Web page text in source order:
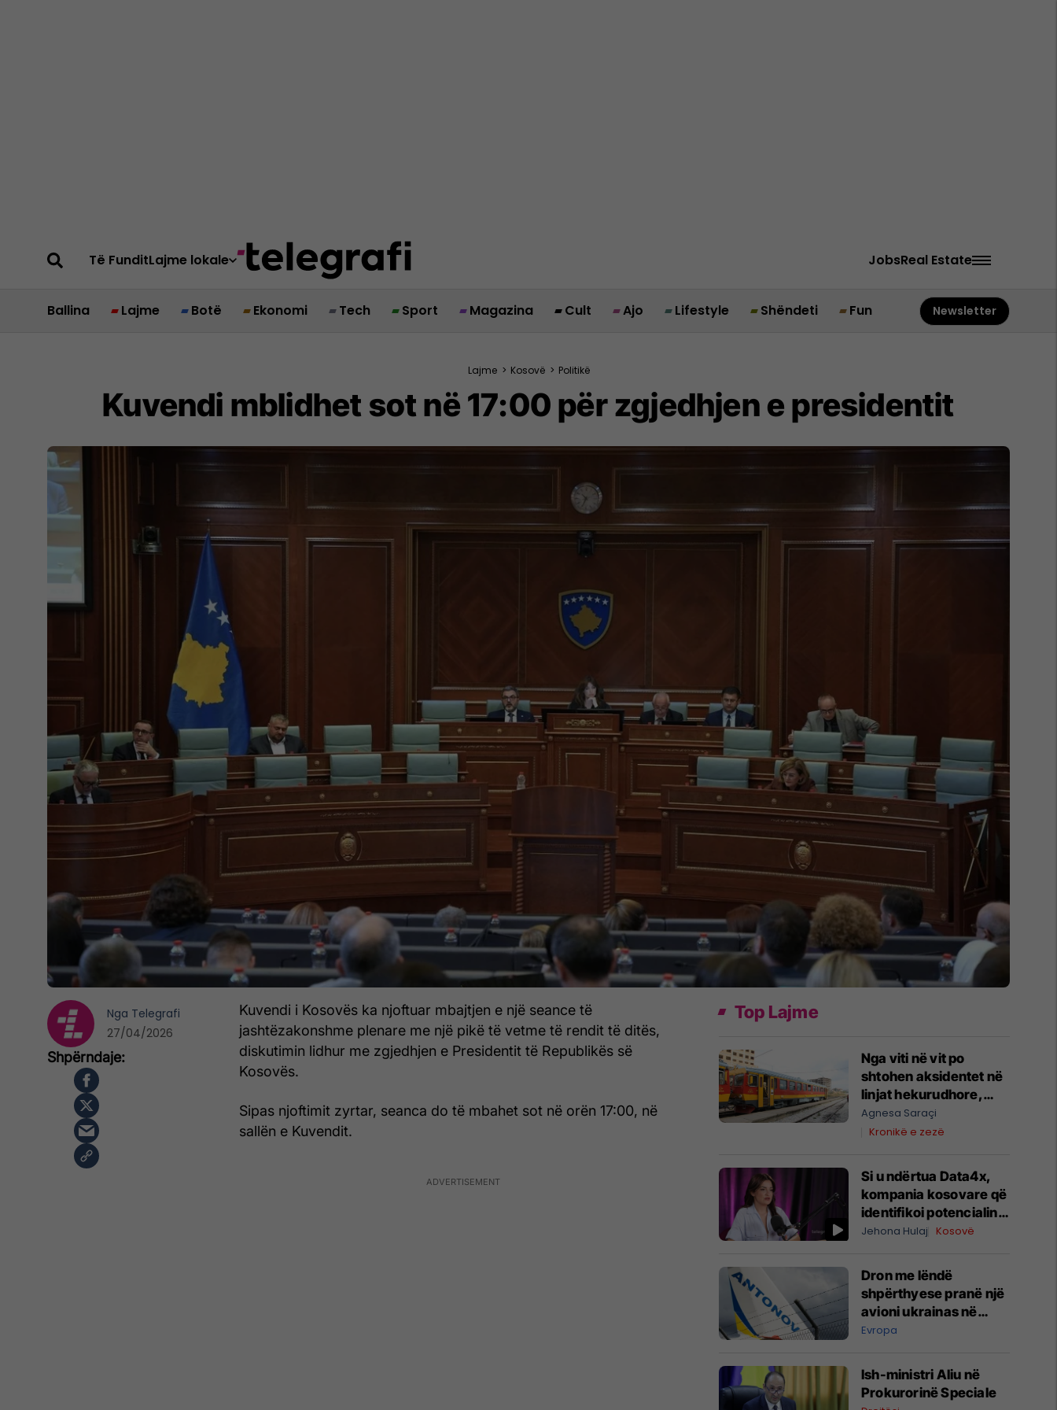
Të FunditLajme lokale JobsReal Estate
Ballina Lajme Botë Ekonomi Tech Sport Magazina Cult Ajo Lifestyle Shëndeti Fun Newsletter
Lajme > Kosovë > Politikë
Kuvendi mblidhet sot në 17:00 për zgjedhjen e presidentit
Kuvendi i Kosovës ka njoftuar mbajtjen e një seance të
jashtëzakonshme plenare me një pikë të vetme të rendit të ditës,
diskutimin lidhur me zgjedhjen e Presidentit të Republikës së
Kosovës.
Sipas njoftimit zyrtar, seanca do të mbahet sot në orën 17:00, në
sallën e Kuvendit.
Nga Telegrafi
27/04/2026
Top Lajme
Nga viti në vit po
shtohen aksidentet në
linjat hekurudhore,
kërkohen masa
urgjente për sigurinë
Agnesa Saraçi
Kronikë e zezë
Si u ndërtua Data4x,
kompania kosovare që
identifikoi potencialin
prej 1 miliard eurosh
Jehona Hulaj Kosovë
Dron me lëndë
shpërthyese pranë një
avioni ukrainas në
Leipzig
Evropa
Ish-ministri ​Aliu në
Prokurorinë Speciale